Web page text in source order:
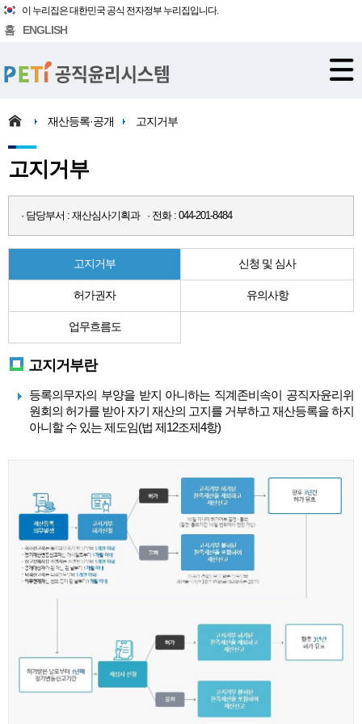
이 누리집은 대한민국 공식 전자정부 누리집입니다.
홈 ENGLISH
재산등록·공개 고지거부
고지거부
· 담당부서 : 재산심사기획과 · 전화 : 044-201-8484
고지거부 신청 및 심사
허가권자 유의사항
업무흐름도
고지거부란
등록의무자의 부양을 받지 아니하는 직계존비속이 공직자윤리위
원회의 허가를 받아 자기 재산의 고지를 거부하고 재산등록을 하지
아니할 수 있는 제도임(법 제12조제4항)